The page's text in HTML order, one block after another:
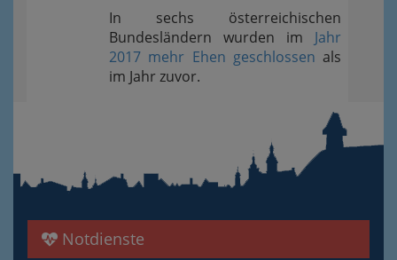
In sechs österreichischen
Bundesländern wurden im Jahr
2017 mehr Ehen geschlossen als
im Jahr zuvor.
Notdienste